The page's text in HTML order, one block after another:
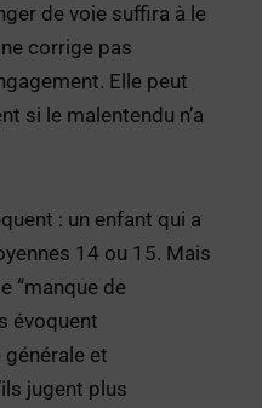
de voie suffira à le
corrige pas
Elle peut
si le malentendu n’a
: un enfant qui a
14 ou 15. Mais
“manque de
évoquent
et
jugent plus